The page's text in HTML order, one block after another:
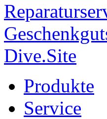
Dive.Site
Produkte
Service